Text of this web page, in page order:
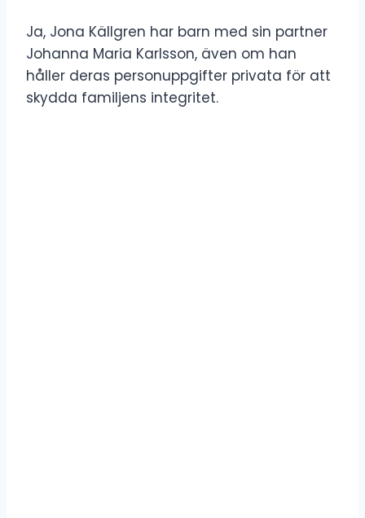
Ja, Jona Källgren har barn med sin partner
Johanna Maria Karlsson, även om han
håller deras personuppgifter privata för att
skydda familjens integritet.